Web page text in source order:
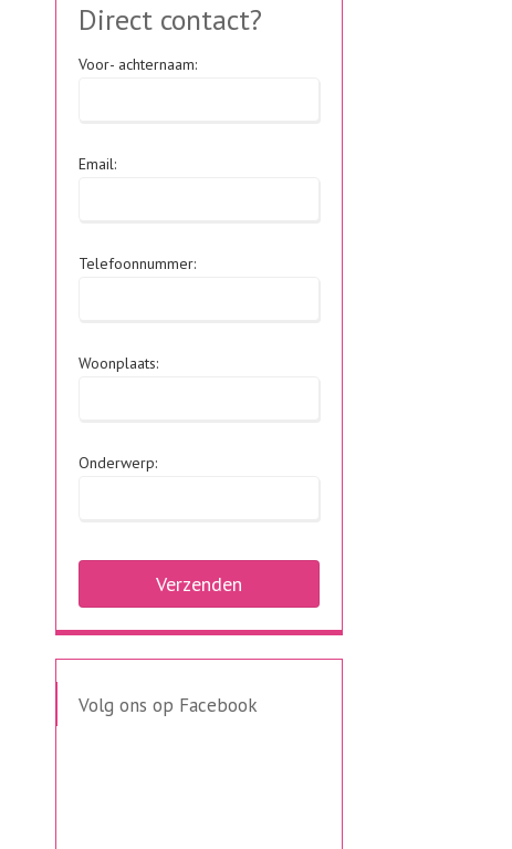
Direct contact?
Voor- achternaam:
Email:
Telefoonnummer:
Woonplaats:
Onderwerp:
Volg ons op Facebook